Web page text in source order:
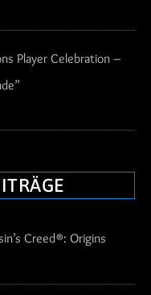
Player Celebration –
”
Creed®: Origins